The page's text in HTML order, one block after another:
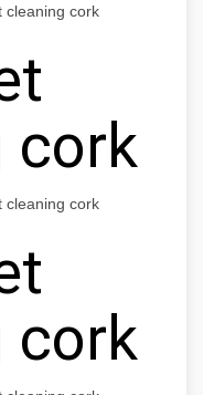
cleaning cork
cork
cleaning cork
cork